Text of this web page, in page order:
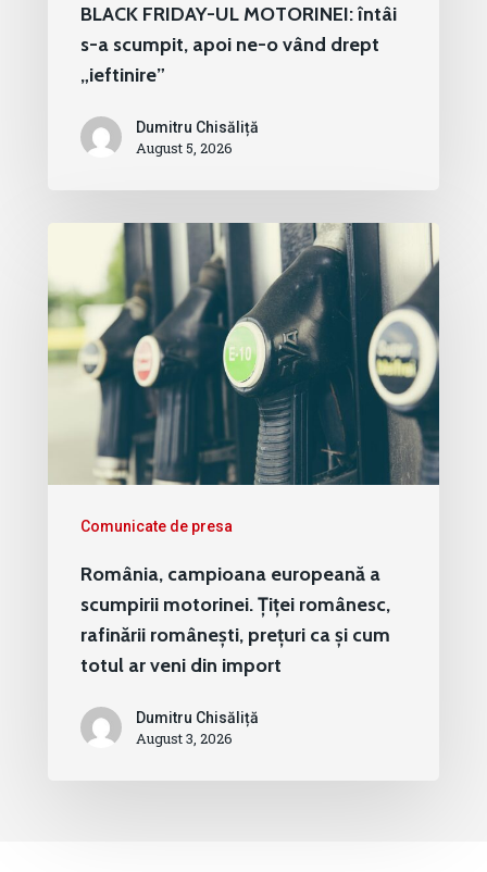
BLACK FRIDAY-UL MOTORINEI: întâi
s-a scumpit, apoi ne-o vând drept
„ieftinire”
Dumitru Chisăliță
August 5, 2026
Comunicate de presa
România, campioana europeană a
scumpirii motorinei. Țiței românesc,
rafinării românești, prețuri ca și cum
totul ar veni din import
Dumitru Chisăliță
August 3, 2026